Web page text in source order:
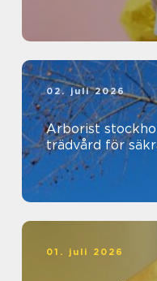
02. juli 2026
Arborist stockholm
trädvård för
01. juli 2026